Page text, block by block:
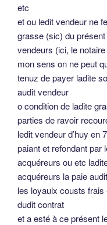
etc
et ou ledit vendeur ne
grasse (sic) du
vendeurs (ici, le
mon sens on ne peut
tenuz de payer ladite
audit vendeur
o condition de ladite
parties de ravoir
ledit vendeur d’huy en
paiant et refondant par
acquéreurs ou etc
acquéreurs la paie
les loyaulx cousts
dudit contrat
et a esté à ce présent